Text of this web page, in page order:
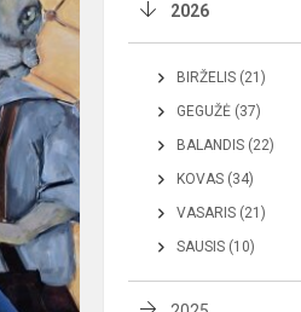
2026
BIRŽELIS (21)
GEGUŽĖ (37)
BALANDIS (22)
KOVAS (34)
VASARIS (21)
SAUSIS (10)